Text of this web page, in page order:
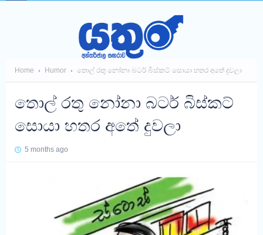
Home Humor තොල් රතු නෝනා බටර් බිස්කට් සොයා හතර අතේ දුවලා
තොල් රතු නෝනා බටර් බිස්කට්
සොයා හතර අතේ දුවලා
5 months ago